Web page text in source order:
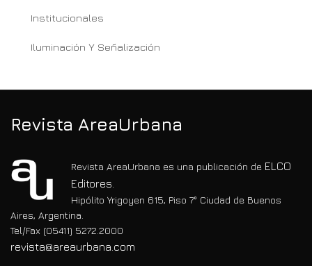
Institucionales
Iluminación Y Señalización
Revista AreaUrbana
Revista AreaUrbana es una publicación de ELCO
Editores.
Hipólito Yrigoyen 615, Piso 7° Ciudad de Buenos
Aires, Argentina.
Tel/Fax (05411) 5272.2000
revista@areaurbana.com